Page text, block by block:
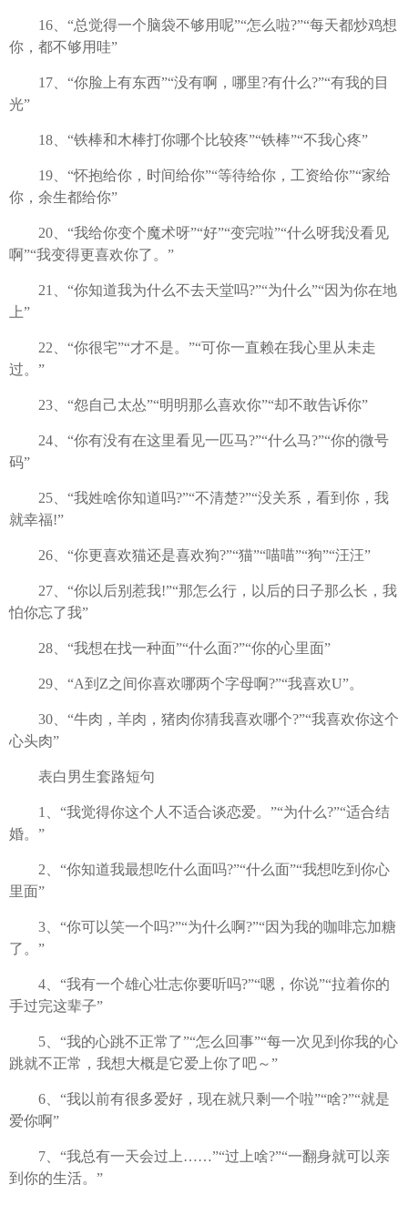
16、“总觉得一个脑袋不够用呢”“怎么啦?”“每天都炒鸡想
你，都不够用哇”
17、“你脸上有东西”“没有啊，哪里?有什么?”“有我的目
光”
18、“铁棒和木棒打你哪个比较疼”“铁棒”“不我心疼”
19、“怀抱给你，时间给你”“等待给你，工资给你”“家给
你，余生都给你”
20、“我给你变个魔术呀”“好”“变完啦”“什么呀我没看见
啊”“我变得更喜欢你了。”
21、“你知道我为什么不去天堂吗?”“为什么”“因为你在地
上”
22、“你很宅”“才不是。”“可你一直赖在我心里从未走
过。”
23、“怨自己太怂”“明明那么喜欢你”“却不敢告诉你”
24、“你有没有在这里看见一匹马?”“什么马?”“你的微号
码”
25、“我姓啥你知道吗?”“不清楚?”“没关系，看到你，我
就幸福!”
26、“你更喜欢猫还是喜欢狗?”“猫”“喵喵”“狗”“汪汪”
27、“你以后别惹我!”“那怎么行，以后的日子那么长，我
怕你忘了我”
28、“我想在找一种面”“什么面?”“你的心里面”
29、“A到Z之间你喜欢哪两个字母啊?”“我喜欢U”。
30、“牛肉，羊肉，猪肉你猜我喜欢哪个?”“我喜欢你这个
心头肉”
表白男生套路短句
1、“我觉得你这个人不适合谈恋爱。”“为什么?”“适合结
婚。”
2、“你知道我最想吃什么面吗?”“什么面”“我想吃到你心
里面”
3、“你可以笑一个吗?”“为什么啊?”“因为我的咖啡忘加糖
了。”
4、“我有一个雄心壮志你要听吗?”“嗯，你说”“拉着你的
手过完这辈子”
5、“我的心跳不正常了”“怎么回事”“每一次见到你我的心
跳就不正常，我想大概是它爱上你了吧～”
6、“我以前有很多爱好，现在就只剩一个啦”“啥?”“就是
爱你啊”
7、“我总有一天会过上……”“过上啥?”“一翻身就可以亲
到你的生活。”